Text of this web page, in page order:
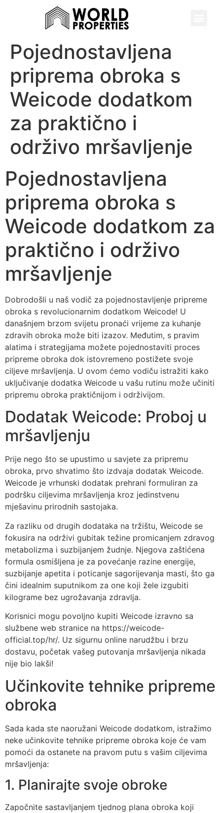
Pojednostavljena
priprema obroka s
Weicode dodatkom
za praktično i
održivo mršavljenje
Pojednostavljena
priprema obroka s
Weicode dodatkom za
praktično i održivo
mršavljenje
Dobrodošli u naš vodič za pojednostavljenje pripreme
obroka s revolucionarnim dodatkom Weicode! U
današnjem brzom svijetu pronaći vrijeme za kuhanje
zdravih obroka može biti izazov. Međutim, s pravim
alatima i strategijama možete pojednostaviti proces
pripreme obroka dok istovremeno postižete svoje
ciljeve mršavljenja. U ovom ćemo vodiču istražiti kako
uključivanje dodatka Weicode u vašu rutinu može učiniti
pripremu obroka praktičnijom i održivijom.
Dodatak Weicode: Proboj u
mršavljenju
Prije nego što se upustimo u savjete za pripremu
obroka, prvo shvatimo što izdvaja dodatak Weicode.
Weicode je vrhunski dodatak prehrani formuliran za
podršku ciljevima mršavljenja kroz jedinstvenu
mješavinu prirodnih sastojaka.
Za razliku od drugih dodataka na tržištu, Weicode se
fokusira na održivi gubitak težine promicanjem zdravog
metabolizma i suzbijanjem žudnje. Njegova zaštićena
formula osmišljena je za povećanje razine energije,
suzbijanje apetita i poticanje sagorijevanja masti, što ga
čini idealnim suputnikom za one koji žele izgubiti
kilograme bez ugrožavanja zdravlja.
Korisnici mogu povoljno kupiti Weicode izravno sa
službene web stranice na https://weicode-
official.top/hr/. Uz sigurnu online narudžbu i brzu
dostavu, početak vašeg putovanja mršavljenja nikada
nije bio lakši!
Učinkovite tehnike pripreme
obroka
Sada kada ste naoružani Weicode dodatkom, istražimo
neke učinkovite tehnike pripreme obroka koje će vam
pomoći da ostanete na pravom putu s vašim ciljevima
mršavljenja:
1. Planirajte svoje obroke
Započnite sastavljanjem tjednog plana obroka koji